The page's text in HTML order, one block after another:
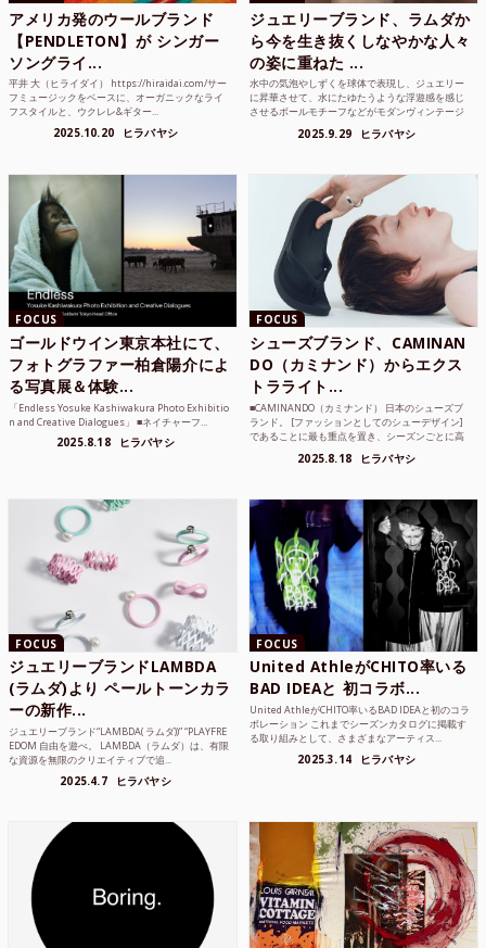
アメリカ発のウールブランド
【PENDLETON】が シンガー
ソングライ...
平井 大（ヒライダイ） https://hiraidai.com/サー
フミュージックをベースに、オーガニックなライ
フスタイルと、ウクレレ&ギター...
2025.10.20 ヒラバヤシ
ジュエリーブランド、ラムダか
ら今を生き抜くしなやかな人々
の姿に重ねた ...
水中の気泡やしずくを球体で表現し、ジュエリー
に昇華させて、水にたゆたうような浮遊感を感じ
させるボールモチーフなどがモダンヴィンテージ
2025.9.29 ヒラバヤシ
FOCUS
ゴールドウイン東京本社にて、
フォトグラファー柏倉陽介によ
る写真展＆体験...
「Endless Yosuke Kashiwakura Photo Exhibitio
n and Creative Dialogues」 ■ネイチャーフ...
2025.8.18 ヒラバヤシ
FOCUS
シューズブランド、CAMINAN
DO（カミナンド）からエクス
トラライト...
■CAMINANDO（カミナンド） 日本のシューズブ
ランド。 [ファッションとしてのシューデザイン]
であることに最も重点を置き、シーズンごとに高
2025.8.18 ヒラバヤシ
FOCUS
ジュエリーブランドLAMBDA
(ラムダ)より ペールトーンカラ
ーの新作...
ジュエリーブランド“LAMBDA( ラムダ))” “PLAYFRE
EDOM 自由を遊べ。 LAMBDA（ラムダ）は、有限
な資源を無限のクリエイティブで追...
2025.4.7 ヒラバヤシ
FOCUS
United AthleがCHITO率いる
BAD IDEAと 初コラボ...
United AthleがCHITO率いるBAD IDEAと初のコラ
ボレーション これまでシーズンカタログに掲載す
る取り組みとして、さまざまなアーティス...
2025.3.14 ヒラバヤシ